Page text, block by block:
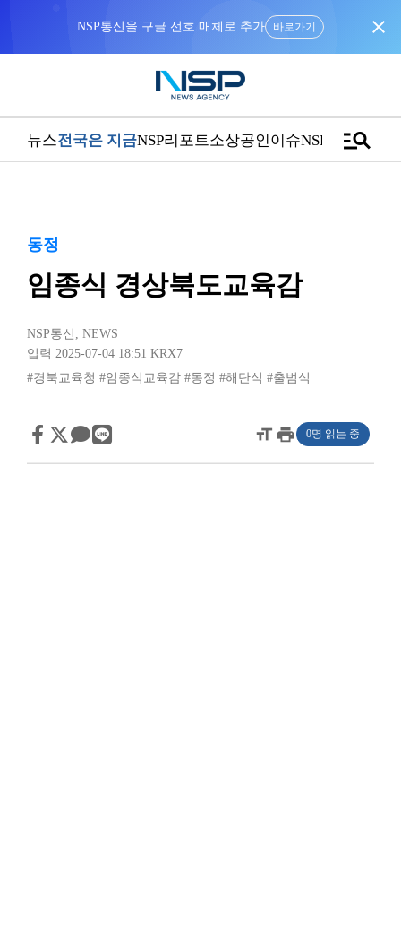
NSP통신을 구글 선호 매체로 추가 바로가기 close
뉴스전국은 지금NSP리포트소상공인이슈NSPTVmanage_search
동정
임종식 경상북도교육감
NSP통신 , NEWS
입력 2025-07-04 18:51 KRX7
#경북교육청 #임종식교육감 #동정 #해단식 #출범식
format_sizeprint 0명 읽는 중